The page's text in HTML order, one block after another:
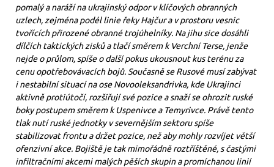
pomalý a naráží na ukrajinský odpor v klíčových obranných
uzlech, zejména podél linie řeky Hajčur a v prostoru vesnic
tvořících přirozené obranné trojúhelníky. Na jihu sice dosáhli
dílčích taktických zisků a tlačí směrem k Verchní Terse, jenže
nejde o průlom, spíše o další pokus ukousnout kus terénu za
cenu opotřebovávacích bojů. Současně se Rusové musí zabývat
i nestabilní situací na ose Novooleksandrivka, kde Ukrajinci
aktivně protiútočí, rozšiřují své pozice a snaží se ohrozit ruské
boky postupem směrem k Uspenivce a Temyrivce. Právě tento
tlak nutí ruské jednotky v severnějším sektoru spíše
stabilizovat frontu a držet pozice, než aby mohly rozvíjet větší
ofenzivní akce. Bojiště je tak mimořádně roztříštěné, s častými
infiltračními akcemi malých pěších skupin a promíchanou linií